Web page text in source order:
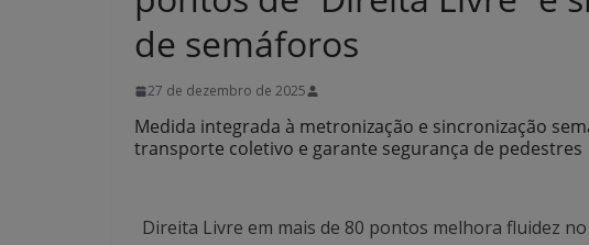
de semáforos
27 de dezembro de 2025
Medida integrada à metronização e sincronização
transporte coletivo e garante segurança de pedestres
Direita Livre em mais de 80 pontos melhora fluidez